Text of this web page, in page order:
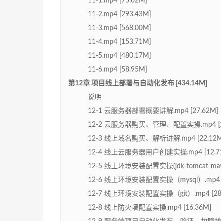
11-2.mp4 [293.43M]
11-3.mp4 [568.00M]
11-4.mp4 [153.71M]
11-5.mp4 [480.17M]
11-6.mp4 [58.95M]
第12章 项目线上部署与自动化发布 [434.14M]
说明
12-1 云服务器部署概要讲解.mp4 [27.62M]
12-2 云服务器购买、管理、配置实操.mp4
12-3 线上域名购买、解析讲解.mp4
12-4 线上云服务器用户创建实操.mp4
12-5 线上环境安装配置实操(jdk-tomcat-
12-6 线上环境安装配置实操（mysql）
12-7 线上环境安装配置实操（git）.mp4
12-8 线上防火墙配置实操.mp4 [16.36M]